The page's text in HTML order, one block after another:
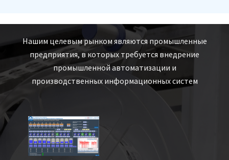
Нашим целевым рынком являются промышленные
предприятия, в которых требуется внедрение
промышленной автоматизации и
производственных информационных систем